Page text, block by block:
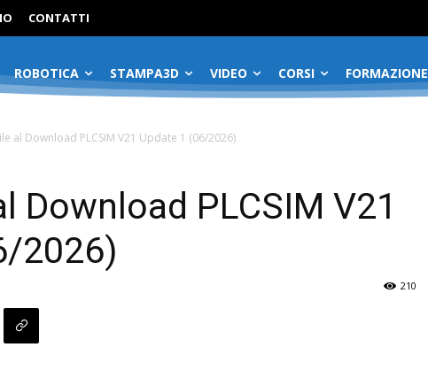
CONTATTI
ROBOTICA STAMPA3D VIDEO CORSI FORMAZIONE
al Download PLCSIM V21 Update 1 (06/2026)
Download PLCSIM V21
2026)
210